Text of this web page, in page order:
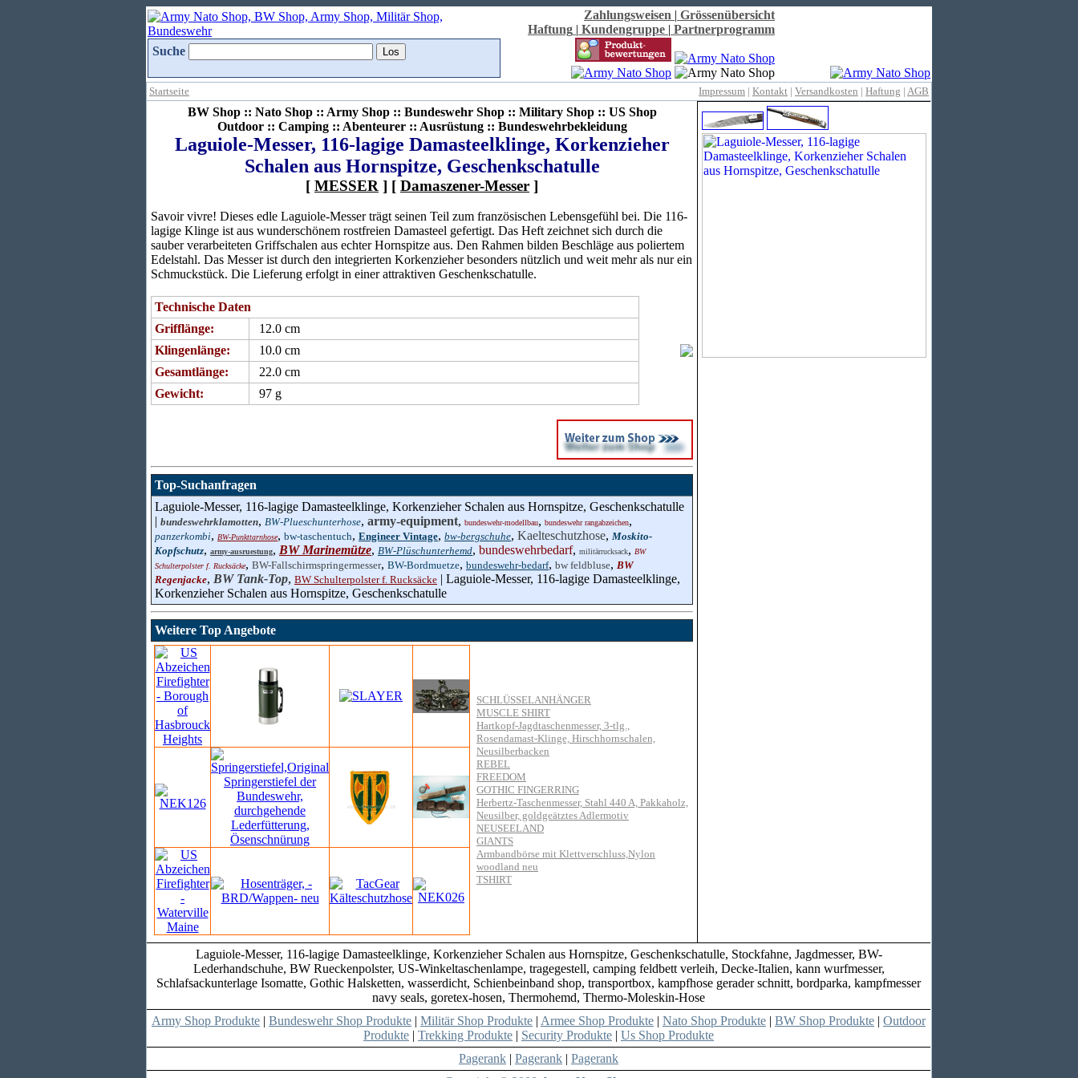
Suche
Zahlungsweisen | Grössenübersicht
Haftung | Kundengruppe | Partnerprogramm
Startseite Impressum | Kontakt | Versandkosten | Haftung | AGB
BW Shop :: Nato Shop :: Army Shop :: Bundeswehr Shop :: Military Shop :: US Shop
Outdoor :: Camping :: Abenteurer :: Ausrüstung :: Bundeswehrbekleidung
Laguiole-Messer, 116-lagige Damasteelklinge, Korkenzieher
Schalen aus Hornspitze, Geschenkschatulle
[ MESSER ] [ Damaszener-Messer ]
Savoir vivre! Dieses edle Laguiole-Messer trägt seinen Teil zum französischen Lebensgefühl bei. Die 116-
lagige Klinge ist aus wunderschönem rostfreien Damasteel gefertigt. Das Heft zeichnet sich durch die
sauber verarbeiteten Griffschalen aus echter Hornspitze aus. Den Rahmen bilden Beschläge aus poliertem
Edelstahl. Das Messer ist durch den integrierten Korkenzieher besonders nützlich und weit mehr als nur ein
Schmuckstück. Die Lieferung erfolgt in einer attraktiven Geschenkschatulle.
Technische Daten
Grifflänge:
12.0 cm
Klingenlänge:
10.0 cm
Gesamtlänge:
22.0 cm
Gewicht:
97 g
Top-Suchanfragen
Laguiole-Messer, 116-lagige Damasteelklinge, Korkenzieher Schalen aus Hornspitze, Geschenkschatulle
| bundeswehrklamotten, BW-Plueschunterhose, army-equipment, bundeswehr-modellbau, bundeswehr rangabzeichen,
panzerkombi, BW-Punkttarnhose, bw-taschentuch, Engineer Vintage, bw-bergschuhe, Kaelteschutzhose, Moskito-
Kopfschutz, army-ausruestung, BW Marinemütze, BW-Plüschunterhemd, bundeswehrbedarf, militärrucksack, BW
Schulterpolster f. Rucksäcke, BW-Fallschirmspringermesser, BW-Bordmuetze, bundeswehr-bedarf, bw feldbluse, BW
Regenjacke, BW Tank-Top, BW Schulterpolster f. Rucksäcke | Laguiole-Messer, 116-lagige Damasteelklinge,
Korkenzieher Schalen aus Hornspitze, Geschenkschatulle
Weitere Top Angebote
SCHLÜSSELANHÄNGER
MUSCLE SHIRT
Hartkopf-Jagdtaschenmesser, 3-tlg.,
Rosendamast-Klinge, Hirschhornschalen,
Neusilberbacken
REBEL
FREEDOM
GOTHIC FINGERRING
Herbertz-Taschenmesser, Stahl 440 A, Pakkaholz,
Neusilber, goldgeätztes Adlermotiv
NEUSEELAND
GIANTS
Armbandbörse mit Klettverschluss,Nylon
woodland neu
TSHIRT
Laguiole-Messer, 116-lagige Damasteelklinge, Korkenzieher Schalen aus Hornspitze, Geschenkschatulle, Stockfahne, Jagdmesser, BW-
Lederhandschuhe, BW Rueckenpolster, US-Winkeltaschenlampe, tragegestell, camping feldbett verleih, Decke-Italien, kann wurfmesser,
Schlafsackunterlage Isomatte, Gothic Halsketten, wasserdicht, Schienbeinband shop, transportbox, kampfhose gerader schnitt, bordparka, kampfmesser
navy seals, goretex-hosen, Thermohemd, Thermo-Moleskin-Hose
Army Shop Produkte | Bundeswehr Shop Produkte | Militär Shop Produkte | Armee Shop Produkte | Nato Shop Produkte | BW Shop Produkte | Outdoor
Produkte | Trekking Produkte | Security Produkte | Us Shop Produkte
Pagerank | Pagerank | Pagerank